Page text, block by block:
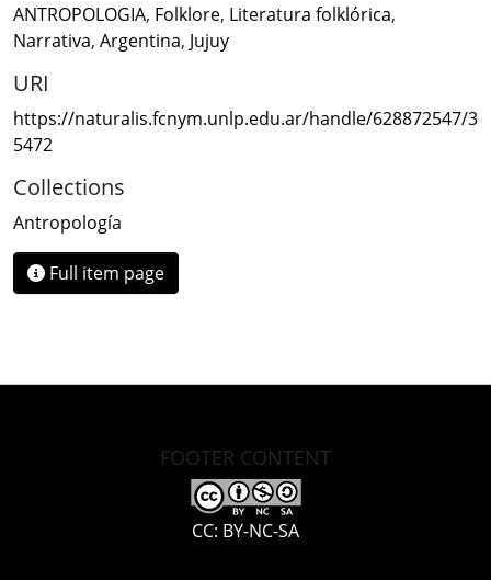
ANTROPOLOGIA, Folklore, Literatura folklórica,
Narrativa, Argentina, Jujuy
URI
https://naturalis.fcnym.unlp.edu.ar/handle/628872547/3
5472
Collections
Antropología
Full item page
FOOTER CONTENT
CC: BY-NC-SA